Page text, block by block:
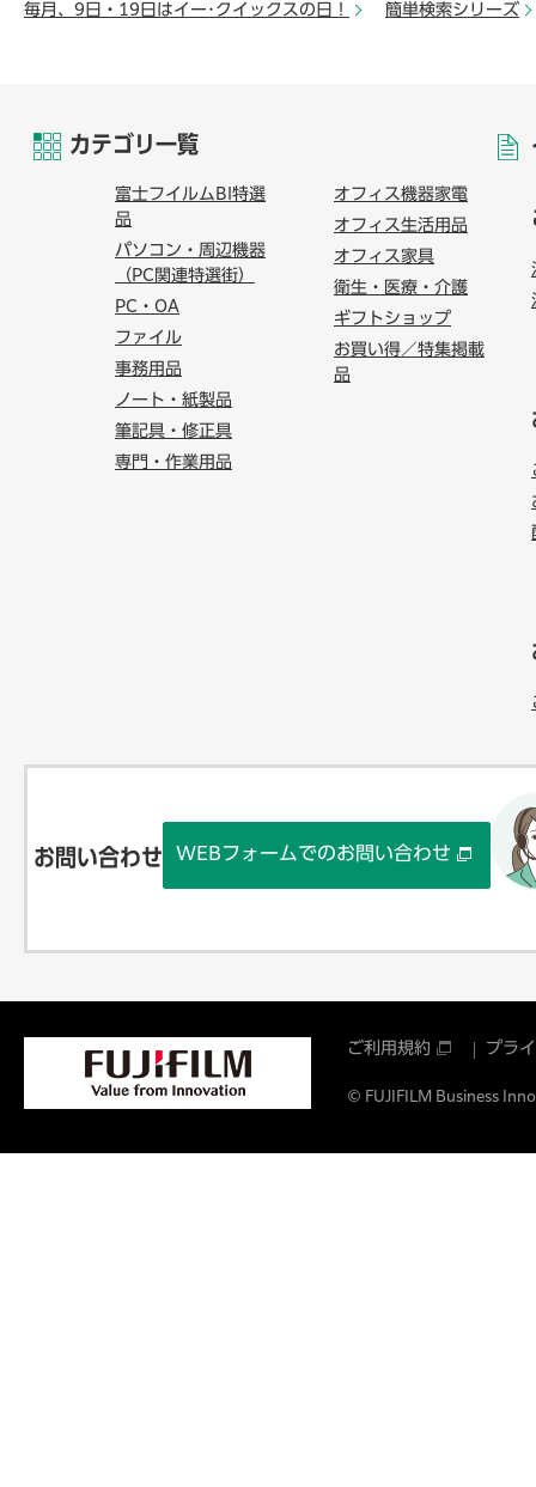
毎月、9日・19日はイー･クイックスの日！
簡単検索シリーズ
カテゴリ一覧
富士フイルムBI特選
品
パソコン・周辺機器
（PC関連特選街）
PC・OA
ファイル
事務用品
ノート・紙製品
筆記具・修正具
専門・作業用品
オフィス機器家電
オフィス生活用品
オフィス家具
衛生・医療・介護
ギフトショップ
お買い得／特集掲載
品
お問い合わせ WEBフォームでのお問い合わせ
ご利用規約 プラ
© FUJIFILM Business